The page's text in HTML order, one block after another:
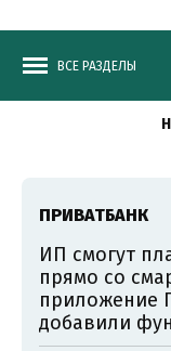
ВСЕ РАЗДЕЛЫ
ПРИВАТБАНК
ИП смогут
прямо со
приложение
добавили